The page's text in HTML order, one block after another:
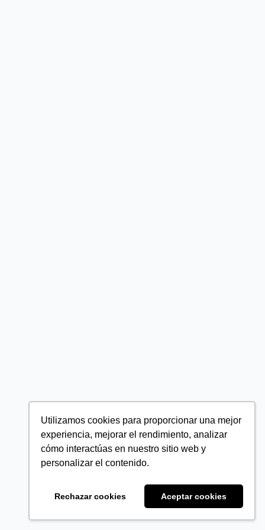
Utilizamos cookies para proporcionar una mejor
experiencia, mejorar el rendimiento, analizar
cómo interactúas en nuestro sitio web y
personalizar el contenido.
Rechazar cookies Aceptar cookies